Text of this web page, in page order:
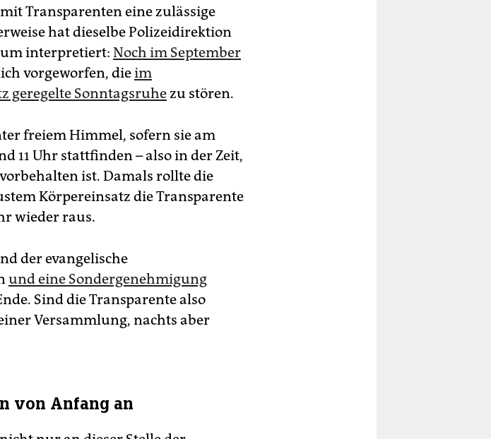
Transparenten eine zulässige
hat dieselbe Polizeidirektion
interpretiert: Noch im September
vorgeworfen, dieim
geregelte Sonntagsruhe zu stören.
freiem Himmel, sofern sie am
11 Uhr stattfinden – also in der Zeit,
ist. Damals rollte die
Körpereinsatz die Transparente
wieder raus.
der evangelische
und eine Sondergenehmigung
Sind die Transparente also
Versammlung, nachts aber
von Anfang an